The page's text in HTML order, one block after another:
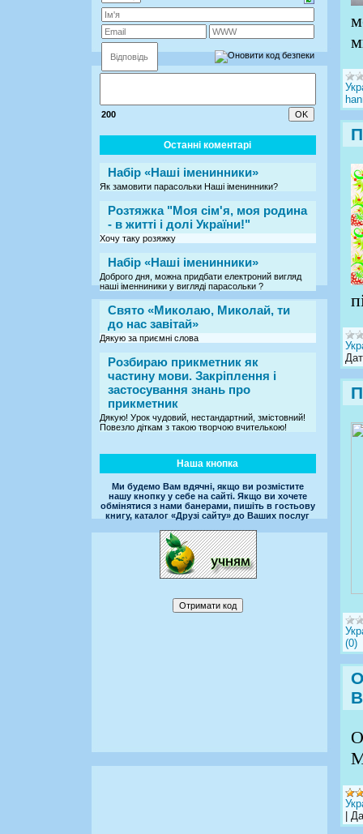
200
Останні коментарі
Набір «Наші іменинники»
Як замовити парасольки Наші іменинники?
Розтяжка "Моя сім'я, моя родина
- в житті і долі України!"
Хочу таку розяжку
Набір «Наші іменинники»
Доброго дня, можна придбати електроний вигляд
наші іменниники у вигляді парасольки ?
Свято «Миколаю, Миколай, ти
до нас завітай»
Дякую за приємні слова
Розбираю прикметник як
частину мови. Закріплення і
застосування знань про
прикметник
Дякую! Урок чудовий, нестандартний, змістовний!
Повезло діткам з такою творчою вчителькою!
Наша кнопка
Ми будемо Вам вдячні, якщо ви розмістите
нашу кнопку у себе на сайті. Якщо ви хочете
обмінятися з нами банерами, пишіть в гостьову
книгу, каталог «Друзі сайту» до Ваших послуг
(0)